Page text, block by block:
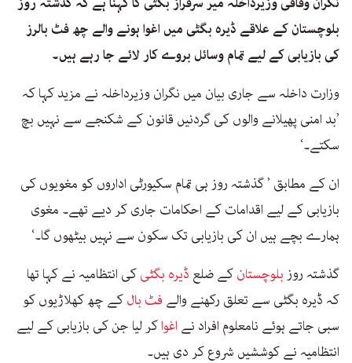
بلوچستان کے علاقے ڈیرہ بگٹی میں اغوا ہونے والے چھ فٹ بالرز
کی بازیابی کے لیے تمام وسائل بروے کار لائے جا رہے ہیں۔
وزارت داخلہ سے جاری بیان میں نگران وزیرداخلہ نے مزید کہا کہ
’بد امنی پھیلانے والوں کی گردنیں قانون کے شکنجے سے نہیں بچ
سکتے۔‘
ان کے مطابق ’ گذشتہ روز ہی تمام سکیورٹی اداروں کو مغویوں کی
بازیابی کے لیے اقدامات کے احکامات جاری کر دیے تھے۔ مغوی
ہمارے بچے ہیں ان کی بازیابی تک سکون سے نہیں بیٹھوں گا۔‘
گذشتہ روز بلوچستانکے ضلع ڈیرہ بگٹیکی انتظامیہ نے کہا تھا
کہ ڈیرہ بگٹی سے تعلق رکھنے والے فٹ بالکے چھ کھلاڑیوں کو
سبی جاتے ہوئے نامعلوم افراد نے اغواکر لیا جن کی بازیابی کے لیے
انتظامیہ نے کوششیں شروع کر دی ہیں۔